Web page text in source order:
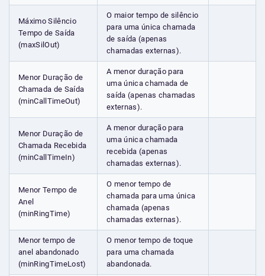
Máximo Silêncio
Tempo de Saída
(maxSilOut)
O maior tempo de silêncio
para uma única chamada
de saída (apenas
chamadas externas).
Menor Duração de
Chamada de Saída
(minCallTimeOut)
A menor duração para
uma única chamada de
saída (apenas chamadas
externas).
Menor Duração de
Chamada Recebida
(minCallTimeIn)
A menor duração para
uma única chamada
recebida (apenas
chamadas externas).
Menor Tempo de
Anel
(minRingTime)
O menor tempo de
chamada para uma única
chamada (apenas
chamadas externas).
Menor tempo de
anel abandonado
(minRingTimeLost)
O menor tempo de toque
para uma chamada
abandonada.